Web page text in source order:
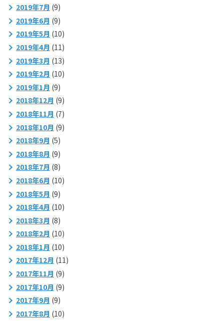
2019年7月 (9)
2019年6月 (9)
2019年5月 (10)
2019年4月 (11)
2019年3月 (13)
2019年2月 (10)
2019年1月 (9)
2018年12月 (9)
2018年11月 (7)
2018年10月 (9)
2018年9月 (5)
2018年8月 (9)
2018年7月 (8)
2018年6月 (10)
2018年5月 (9)
2018年4月 (10)
2018年3月 (8)
2018年2月 (10)
2018年1月 (10)
2017年12月 (11)
2017年11月 (9)
2017年10月 (9)
2017年9月 (9)
2017年8月 (10)